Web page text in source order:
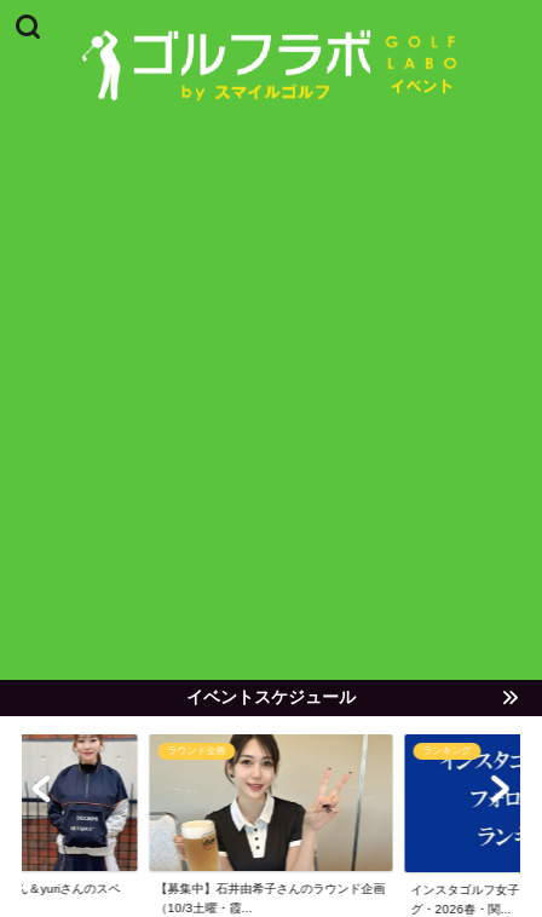
イベントスケジュール
ん＆yuriさんのスペ
ラウンド企画
【募集中】石井由希子さんのラウンド企画
（10/3土曜・霞...
ランキング
インスタゴルフ女子フ
グ・2026春・関...